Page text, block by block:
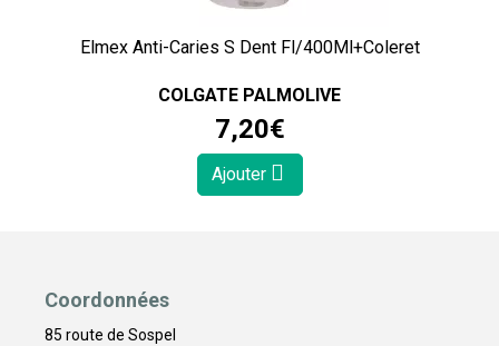
Elmex Anti-Caries S Dent Fl/400Ml+Coleret
COLGATE PALMOLIVE
7,20€
Ajouter
Coordonnées
85 route de Sospel